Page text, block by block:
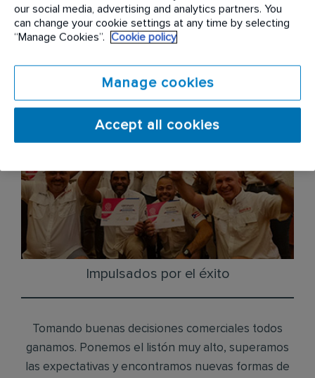
Nuestro objetivo es satisfacer a cada cliente, todos
los días. Trabajamos duro, pero siempre con
seguridad, y cumplimos nuestros compromisos.
Impulsados por el éxito
Tomando buenas decisiones comerciales todos
ganamos. Ponemos el listón muy alto, superamos
las expectativas y encontramos nuevas formas de
our social media, advertising and analytics partners. You
can change your cookie settings at any time by selecting
“Manage Cookies”.
Cookie policy
Manage cookies
Accept all cookies